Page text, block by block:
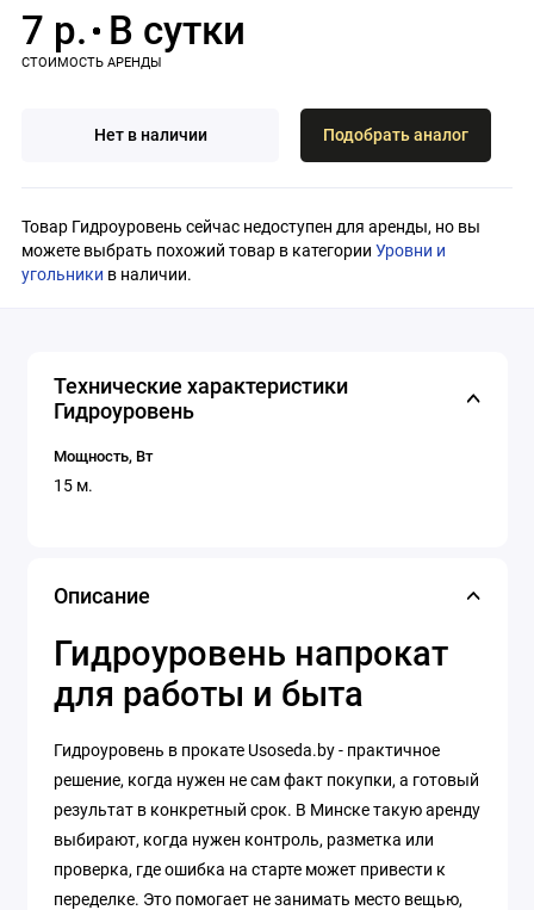
7 р.
Нет в наличии Подобрать аналог
Товар Гидроуровень сейчас недоступен для аренды, но вы
можете выбрать похожий товар в категории Уровни и
угольники в наличии.
Технические характеристики
Гидроуровень
Мощность, Вт
15 м.
Описание
Гидроуровень напрокат
для работы и быта
Гидроуровень в прокате Usoseda.by - практичное
решение, когда нужен не сам факт покупки, а готовый
результат в конкретный срок. В Минске такую аренду
выбирают, когда нужен контроль, разметка или
проверка, где ошибка на старте может привести к
переделке. Это помогает не занимать место вещью,